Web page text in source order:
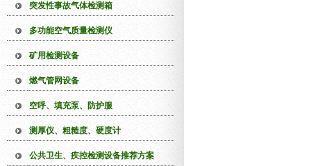
突发性事故气体检测箱
多功能空气质量检测仪
矿用检测设备
燃气管网设备
空呼、填充泵、防护服
测厚仪、粗糙度、硬度计
公共卫生、疾控检测设备推荐方案